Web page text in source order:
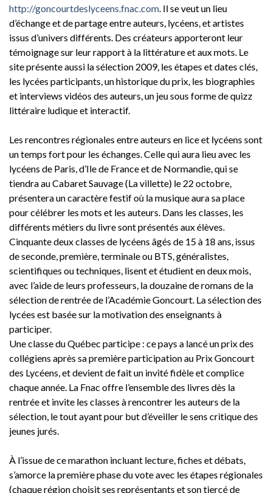
http://goncourtdeslyceens.fnac.com . Il se veut un lieu
d’échange et de partage entre auteurs, lycéens, et artistes
issus d’univers différents. Des créateurs apporteront leur
témoignage sur leur rapport à la littérature et aux mots. Le
site présente aussi la sélection 2009, les étapes et dates clés,
les lycées participants, un historique du prix, les biographies
et interviews vidéos des auteurs, un jeu sous forme de quizz
littéraire ludique et interactif.
Les rencontres régionales entre auteurs en lice et lycéens sont
un temps fort pour les échanges. Celle qui aura lieu avec les
lycéens de Paris, d’Ile de France et de Normandie, qui se
tiendra au Cabaret Sauvage (La villette) le 22 octobre,
présentera un caractère festif où la musique aura sa place
pour célébrer les mots et les auteurs. Dans les classes, les
différents métiers du livre sont présentés aux élèves.
Cinquante deux classes de lycéens âgés de 15 à 18 ans, issus
de seconde, première, terminale ou BTS, généralistes,
scientifiques ou techniques, lisent et étudient en deux mois,
avec l’aide de leurs professeurs, la douzaine de romans de la
sélection de rentrée de l’Académie Goncourt. La sélection des
lycées est basée sur la motivation des enseignants à
participer.
Une classe du Québec participe : ce pays a lancé un prix des
collégiens après sa première participation au Prix Goncourt
des Lycéens, et devient de fait un invité fidèle et complice
chaque année. La Fnac offre l’ensemble des livres dès la
rentrée et invite les classes à rencontrer les auteurs de la
sélection, le tout ayant pour but d’éveiller le sens critique des
jeunes jurés.
À l’issue de ce marathon incluant lecture, fiches et débats,
s’amorce la première phase du vote avec les étapes régionales
(chaque région choisit ses représentants et son tiercé de